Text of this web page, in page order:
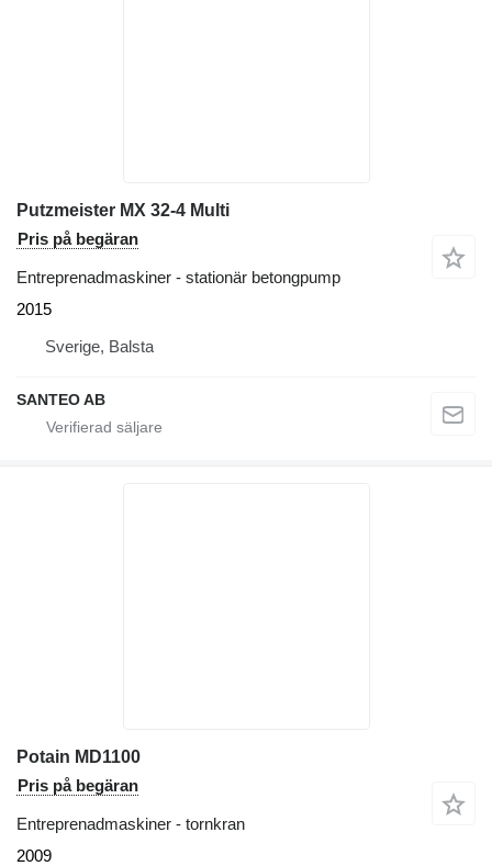
Putzmeister MX 32-4 Multi
Pris på begäran
Entreprenadmaskiner - stationär betongpump
2015
Sverige, Balsta
SANTEO AB
Potain MD1100
Pris på begäran
Entreprenadmaskiner - tornkran
2009